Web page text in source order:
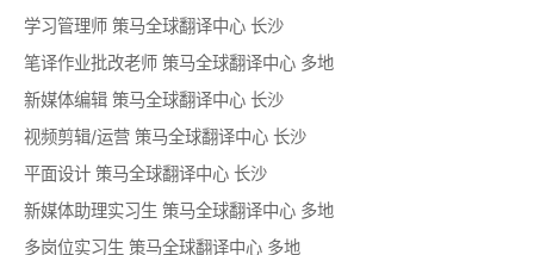
学习管理师 策马全球翻译中心 长沙
笔译作业批改老师 策马全球翻译中心 多地
新媒体编辑 策马全球翻译中心 长沙
视频剪辑/运营 策马全球翻译中心 长沙
平面设计 策马全球翻译中心 长沙
新媒体助理实习生 策马全球翻译中心 多地
多岗位实习生 策马全球翻译中心 多地